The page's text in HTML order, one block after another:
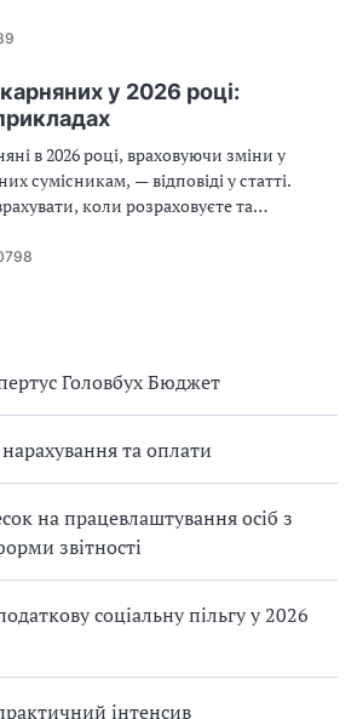
Головбух Бюджет
та оплати
на працевлаштування осіб з
звітності
соціальну пільгу у 2026
інтенсив
обійтися без довідки з основного
у 2026 році:
в 2026 році, враховуючи зміни у
сумісникам, — відповіді у статті.
коли розраховуєте та
та звітністю.